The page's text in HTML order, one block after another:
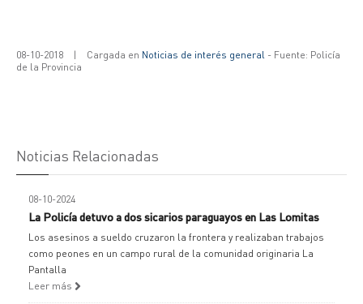
08-10-2018 | Cargada en Noticias de interés general - Fuente: Policía
de la Provincia
Noticias Relacionadas
08-10-2024
La Policía detuvo a dos sicarios paraguayos en Las Lomitas
Los asesinos a sueldo cruzaron la frontera y realizaban trabajos
como peones en un campo rural de la comunidad originaria La
Pantalla
Leer más